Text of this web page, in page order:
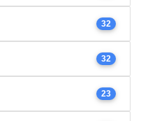
32
32
23